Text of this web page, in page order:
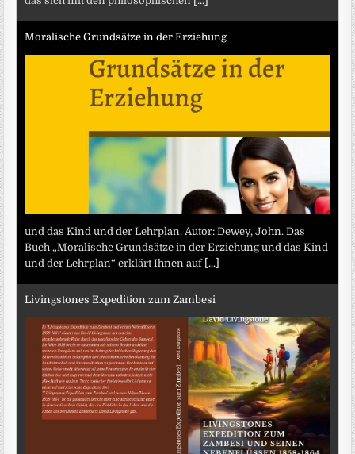
Moralische Grundsätze in der Erziehung
und das Kind und der Lehrplan. Autor: Dewey, John. Das
Buch „Moralische Grundsätze in der Erziehung und das Kind
und der Lehrplan“ erklärt Ihnen auf [...]
Livingstones Expedition zum Zambesi